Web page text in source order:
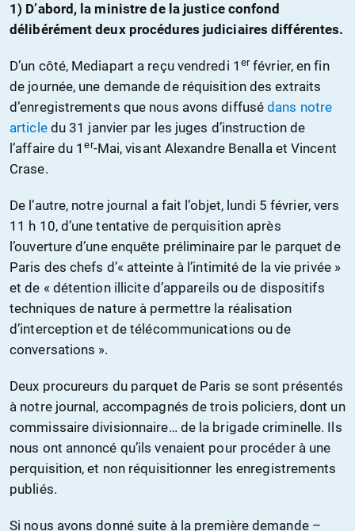
1) D’abord, la ministre de la justice confond
délibérément deux procédures judiciaires différentes.
D’un côté, Mediapart a reçu vendredi 1 erfévrier, en fin
de journée, une demande de réquisition des extraits
d’enregistrements que nous avons diffusédans notre
articledu 31 janvier par les juges d’instruction de
l’affaire du 1er-Mai, visant Alexandre Benalla et Vincent
Crase.
De l’autre, notre journal a fait l’objet, lundi 5 février, vers
11 h 10, d’une tentative de perquisition après
l’ouverture d’une enquête préliminaire par le parquet de
Paris des chefs d’« atteinte à l’intimité de la vie privée »
et de « détention illicite d’appareils ou de dispositifs
techniques de nature à permettre la réalisation
d’interception et de télécommunications ou de
conversations ».
Deux procureurs du parquet de Paris se sont présentés
à notre journal, accompagnés de trois policiers, dont un
commissaire divisionnaire… de la brigade criminelle. Ils
nous ont annoncé qu’ils venaient pour procéder à une
perquisition, et non réquisitionner les enregistrements
publiés.
Si nous avons donné suite à la première demande –